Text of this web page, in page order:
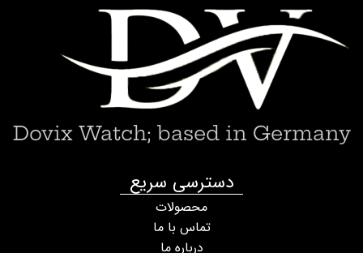
دسترسی سریع
محصولات
تماس با ما
درباره ما
Dovix Watch; based in Germany